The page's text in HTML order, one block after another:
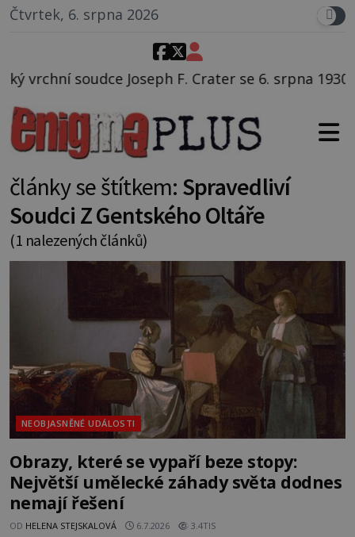
Čtvrtek, 6. srpna 2026
Joseph F. Crater se 6. srpna 1930 navečeří ve
články se štítkem: Spravedliví
Soudci Z Gentského Oltáře
(1 nalezených článků)
NEOBJASNĚNÉ UDÁLOSTI
Obrazy, které se vypaří beze stopy:
Největší umělecké záhady světa dodnes
nemají řešení
OD HELENA STEJSKALOVÁ 6.7.2026 3.4TIS